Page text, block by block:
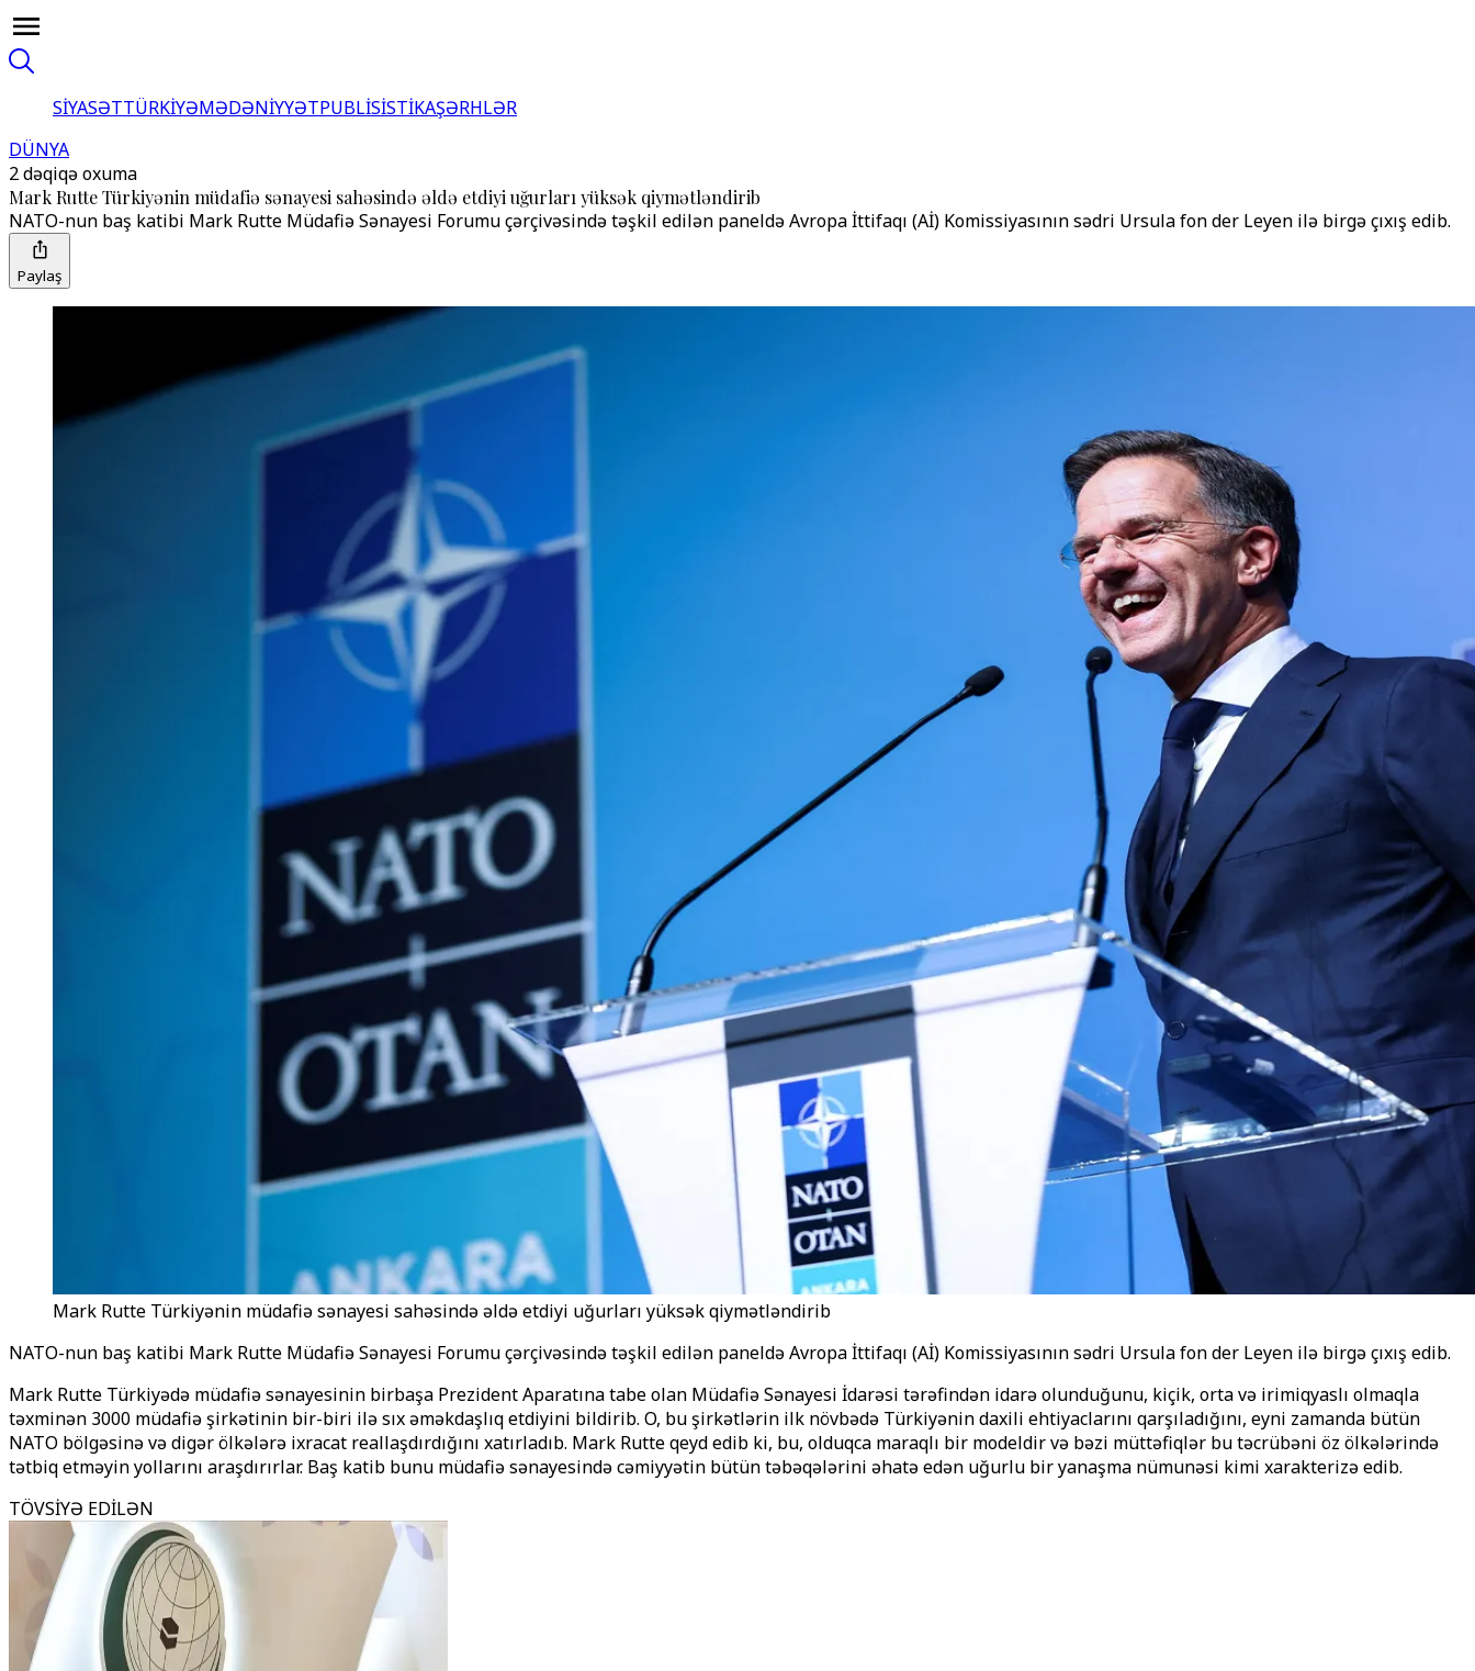
SİYASƏTTÜRKİYƏMƏDƏNİYYƏTPUBLİSİSTİKAŞƏRHLƏR
DÜNYA
2 dəqiqə oxuma
Mark Rutte Türkiyənin müdafiə sənayesi sahəsində əldə etdiyi uğurları yüksək qiymətləndirib
NATO-nun baş katibi Mark Rutte Müdafiə Sənayesi Forumu çərçivəsində təşkil edilən paneldə Avropa İttifaqı (Aİ) Komissiyasının sədri Ursula fon der Leyen ilə birgə çıxış edib.
Paylaş
Mark Rutte Türkiyənin müdafiə sənayesi sahəsində əldə etdiyi uğurları yüksək qiymətləndirib
NATO-nun baş katibi Mark Rutte Müdafiə Sənayesi Forumu çərçivəsində təşkil edilən paneldə Avropa İttifaqı (Aİ) Komissiyasının sədri Ursula fon der Leyen ilə birgə çıxış edib.
Mark Rutte Türkiyədə müdafiə sənayesinin birbaşa Prezident Aparatına tabe olan Müdafiə Sənayesi İdarəsi tərəfindən idarə olunduğunu, kiçik, orta və irimiqyaslı olmaqla
təxminən 3000 müdafiə şirkətinin bir-biri ilə sıx əməkdaşlıq etdiyini bildirib. O, bu şirkətlərin ilk növbədə Türkiyənin daxili ehtiyaclarını qarşıladığını, eyni zamanda bütün
NATO bölgəsinə və digər ölkələrə ixracat reallaşdırdığını xatırladıb. Mark Rutte qeyd edib ki, bu, olduqca maraqlı bir modeldir və bəzi müttəfiqlər bu təcrübəni öz ölkələrində
tətbiq etməyin yollarını araşdırırlar. Baş katib bunu müdafiə sənayesində cəmiyyətin bütün təbəqələrini əhatə edən uğurlu bir yanaşma nümunəsi kimi xarakterizə edib.
TÖVSİYƏ EDİLƏN